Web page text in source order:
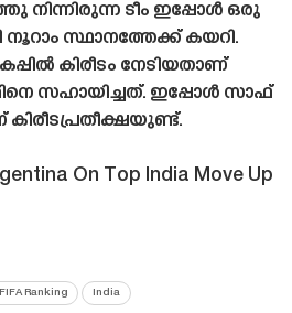
നിന്നിരുന്ന ടീം ഇപ്പോൾ ഒരു
നൂറാം സ്ഥാനത്തേക്ക് കയറി.
കിരീടം നേടിയതാണ്
സഹായിച്ചത്. ഇപ്പോൾ സാഫ്
കിരീടപ്രതീക്ഷയുണ്ട്.
On Top India Move Up
FIFA Ranking India